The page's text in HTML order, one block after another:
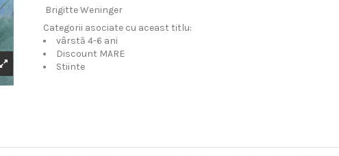
Brigitte Weninger
Categorii asociate cu aceast titlu:
vârstă 4-6 ani
Discount MARE
Stiinte